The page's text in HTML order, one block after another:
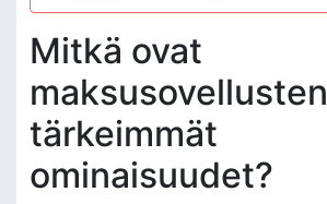
Mitkä ovat
maksusovellusten
tärkeimmät
ominaisuudet?